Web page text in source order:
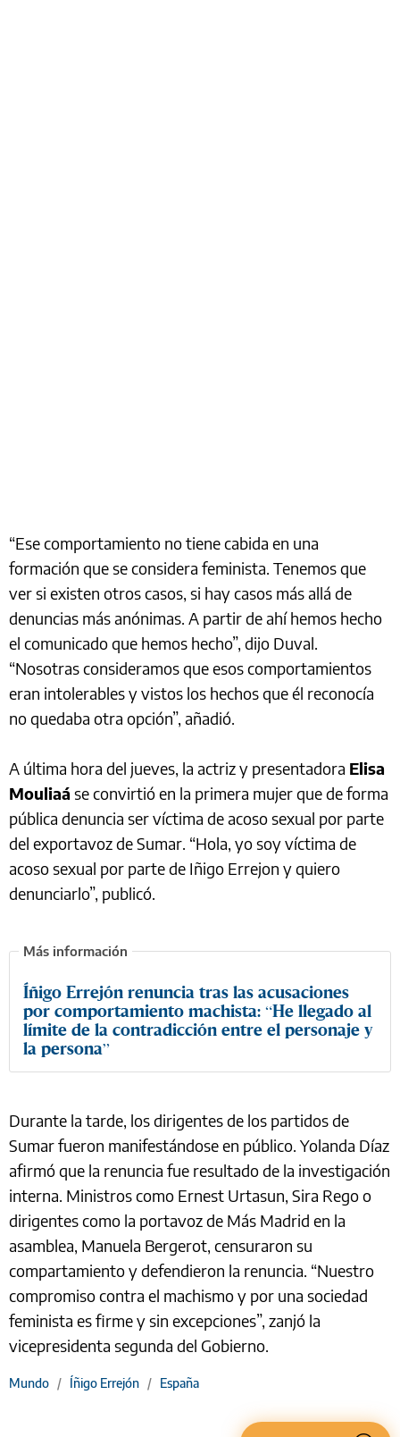
“Ese comportamiento no tiene cabida en una
formación que se considera feminista. Tenemos que
ver si existen otros casos, si hay casos más allá de
denuncias más anónimas. A partir de ahí hemos hecho
el comunicado que hemos hecho”, dijo Duval.
“Nosotras consideramos que esos comportamientos
eran intolerables y vistos los hechos que él reconocía
no quedaba otra opción”, añadió.
A última hora del jueves, la actriz y presentadora Elisa
Mouliaá se convirtió en la primera mujer que de forma
pública denuncia ser víctima de acoso sexual por parte
del exportavoz de Sumar. “Hola, yo soy víctima de
acoso sexual por parte de Iñigo Errejon y quiero
denunciarlo”, publicó.
Íñigo Errejón renuncia tras las acusaciones
por comportamiento machista: “He llegado al
límite de la contradicción entre el personaje y
la persona”
Durante la tarde, los dirigentes de los partidos de
Sumar fueron manifestándose en público. Yolanda Díaz
afirmó que la renuncia fue resultado de la investigación
interna. Ministros como Ernest Urtasun, Sira Rego o
dirigentes como la portavoz de Más Madrid en la
asamblea, Manuela Bergerot, censuraron su
compartamiento y defendieron la renuncia. “Nuestro
compromiso contra el machismo y por una sociedad
feminista es firme y sin excepciones”, zanjó la
vicepresidenta segunda del Gobierno.
Mundo / Íñigo Errejón / España